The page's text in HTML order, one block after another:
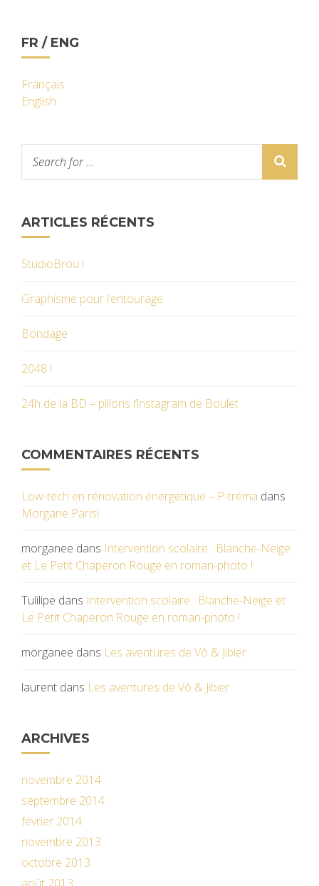
FR / ENG
Français
English
ARTICLES RÉCENTS
StudioBrou !
Graphisme pour l’entourage
Bondage
2048 !
24h de la BD – pillons l’instagram de Boulet
COMMENTAIRES RÉCENTS
Low-tech en rénovation énergétique – P-tréma dans
Morgane Parisi
morganee dans Intervention scolaire : Blanche-Neige
et Le Petit Chaperon Rouge en roman-photo !
Tulilipe dans Intervention scolaire : Blanche-Neige et
Le Petit Chaperon Rouge en roman-photo !
morganee dans Les aventures de Vô & Jibier
laurent dans Les aventures de Vô & Jibier
ARCHIVES
novembre 2014
septembre 2014
février 2014
novembre 2013
octobre 2013